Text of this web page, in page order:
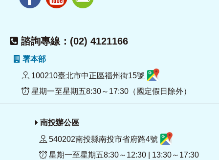
諮詢專線：(02) 4121166
署本部
100210臺北市中正區福州街15號
星期一至星期五8:30～17:30（國定假日除外）
南投辦公區
540202南投縣南投市省府路4號
星期一至星期五8:30～12:30 | 13:30～17:30